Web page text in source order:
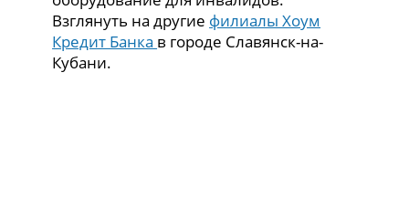
Взглянуть на другие филиалы Хоум
Кредит Банка в городе Славянск-на-
Кубани.